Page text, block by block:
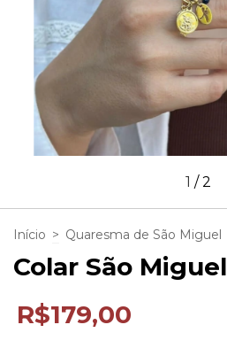
1 /2
Início > Quaresma de São Miguel
Colar São Miguel
R$179,00